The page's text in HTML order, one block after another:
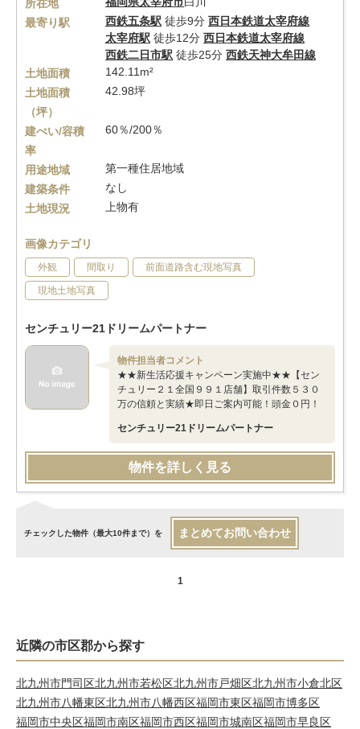
所在地
最寄り駅
西鉄五条駅 徒歩9分 西日本鉄道太宰府線
太宰府駅 徒歩12分 西日本鉄道太宰府線
西鉄二日市駅 徒歩25分 西鉄天神大牟田線
土地面積
142.11m²
土地面積
（坪）
42.98坪
建ぺい/容積
率
60％/200％
用途地域
第一種住居地域
建築条件
なし
土地現況
上物有
画像カテゴリ
外観 間取り 前面道路含む現地写真
現地土地写真
センチュリー21ドリームパートナー
物件担当者コメント
★★新生活応援キャンペーン実施中★★【セン
チュリー２１全国９９１店舗】取引件数５３０
万の信頼と実績★即日ご案内可能！頭金０円！
センチュリー21ドリームパートナー
物件を詳しく見る
チェックした物件（最大10件まで）を まとめてお問い合わせ
1
近隣の市区郡から探す
北九州市門司区北九州市若松区北九州市戸畑区北九州市小倉北区
北九州市八幡東区北九州市八幡西区福岡市東区福岡市博多区
福岡市中央区福岡市南区福岡市西区福岡市城南区福岡市早良区